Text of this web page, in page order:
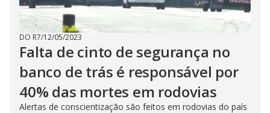
DO R7/12/05/2023
Falta de cinto de segurança no
banco de trás é responsável por
40% das mortes em rodovias
Alertas de conscientização são feitos em rodovias do país